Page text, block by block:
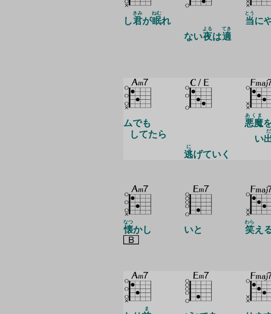
し君
きみ
が眠
ねむ
れ
ない夜
よる
は適
てき
当
とう
に
ムでも
してたら
逃
に
げていく
悪魔
あくま
い
だ
懐
なつ
かし いと 笑
わら
え
ま